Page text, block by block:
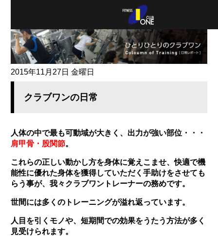
2015年11月27日 金曜日
クラブワンの日常
人体の中で最も可動域が大きく、出力が強い部位・・・
肩甲骨・股関節。
これらの正しい動かし方を身体に覚えこませ、快適で機
能性に優れた身体を獲得していただく手助けをさせても
らう事が、我々クラブワントレーナーの務めです。
世間には多くのトレーニングが溢れ返っています。
人目を引くモノや、短期間での効果をうたう方法が多く
見受けられます。